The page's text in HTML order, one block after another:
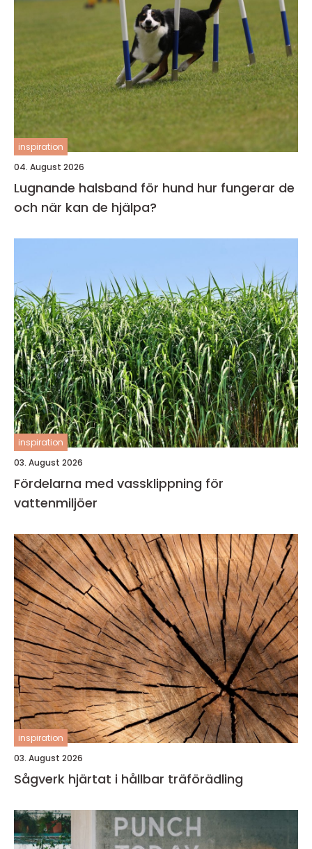
inspiration
04. August 2026
Lugnande halsband för hund hur fungerar de
och när kan de hjälpa?
inspiration
03. August 2026
Fördelarna med vassklippning för
vattenmiljöer
inspiration
03. August 2026
Sågverk hjärtat i hållbar träförädling